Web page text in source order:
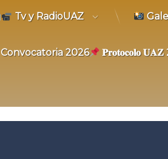
Tv y RadioUAZ
Convocatoria 2026 𝐏𝐫𝐨𝐭𝐨𝐜𝐨𝐥𝐨